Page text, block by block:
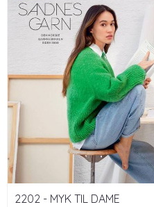
2202 - MYK TIL DAME